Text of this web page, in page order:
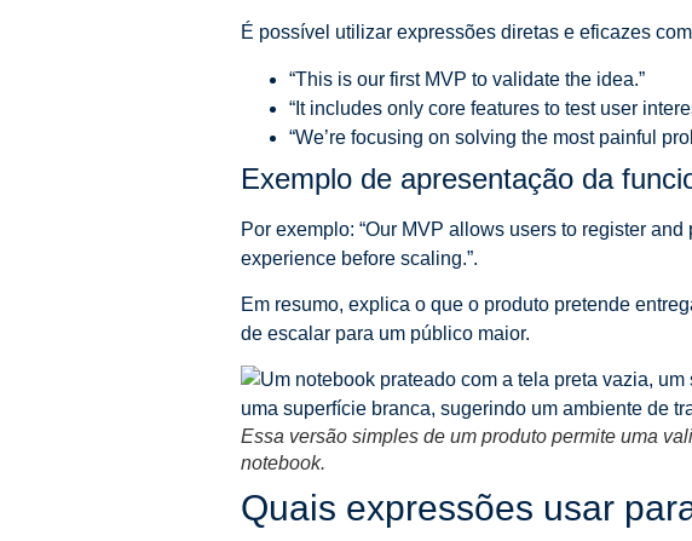
É possível utilizar expressões diretas e eficazes
“This is our first MVP to validate the idea.”
“It includes only core features to test user
“We’re focusing on solving the most painful
Exemplo de apresentação da
Por exemplo: “Our MVP allows users to register
experience before scaling.”.
Em resumo, explica o que o produto pretende
de escalar para um público maior.
Essa versão simples de um produto permite uma
notebook.
Quais expressões usar